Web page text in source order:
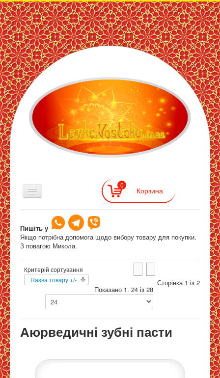
ЛавкаВостока
— інтернет
магазин
східних
товарів
0
Лавка Востока >>
Гігієна порожнини рота
Пишіть у
Якщо потрібна допомога щодо вибору товару для покупки.
З повагою Микола.
Критерій сортування
Назва товару +/-
Сторінка 1 із 2
Показано 1. 24 із 28
Аюрведичні зубні пасти